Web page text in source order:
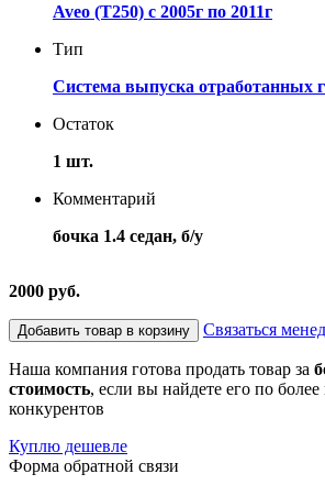
Aveo (T250) с 2005г по 2011г
Тип
Система выпуска отработанных
Остаток
1 шт.
Комментарий
бочка 1.4 седан, б/у
2000 руб.
Добавить товар в корзину Связаться
Наша компания готова продать товар за
стоимость, если вы найдете его по
конкурентов
Куплю дешевле
Форма обратной связи